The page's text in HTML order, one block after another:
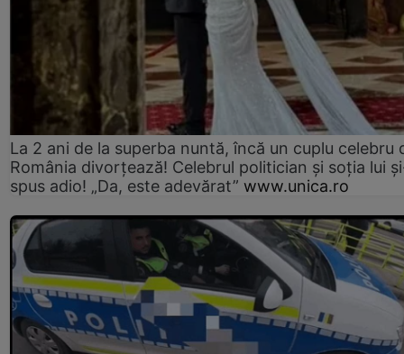
La 2 ani de la superba nuntă, încă un cuplu celebru
România divorțează! Celebrul politician și soția lui
spus adio! „Da, este adevărat” www.unica.ro